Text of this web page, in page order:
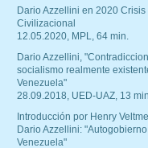
Dario Azzellini en 2020 Crisis
Civilizacional
12.05.2020, MPL, 64 min.
Dario Azzellini,
socialismo realmente
Venezuela"
28.09.2018, UED-UAZ, 13
Introducción por Henry
Dario Azzellini:
Venezuela"